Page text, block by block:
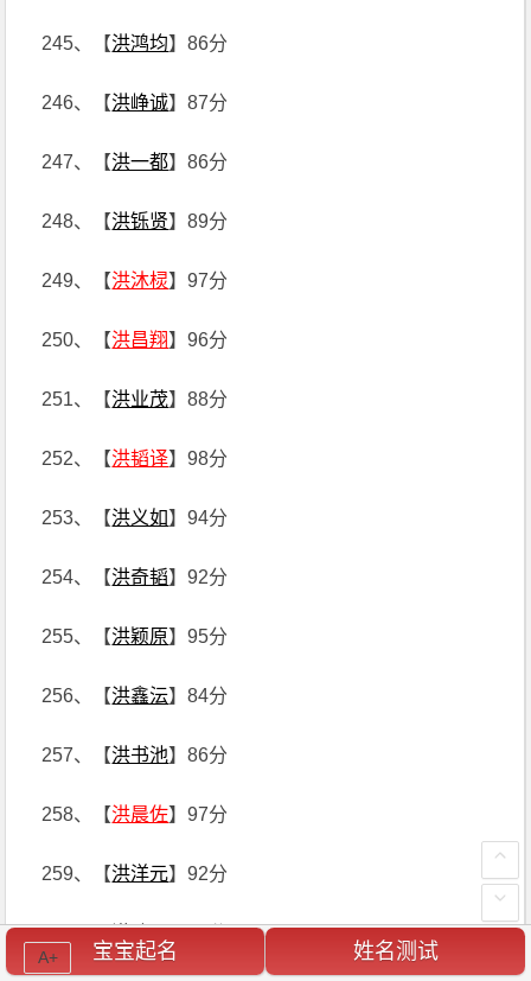
245、【洪鸿均】86分
246、【洪峥诚】87分
247、【洪一都】86分
248、【洪铄贤】89分
249、【洪沐棂】97分
250、【洪昌翔】96分
251、【洪业茂】88分
252、【洪韬译】98分
253、【洪义如】94分
254、【洪奇韬】92分
255、【洪颖原】95分
256、【洪鑫沄】84分
257、【洪书池】86分
258、【洪晨佐】97分
259、【洪洋元】92分
260、【洪晗雨】95分
宝宝起名 姓名测试
A+